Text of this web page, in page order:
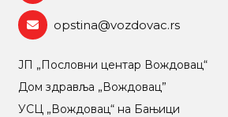
opstina@vozdovac.rs
ЈП „Пословни центар Вождовац“
Дом здравља „Вождовац”
УСЦ „Вождовац“ на Бањици